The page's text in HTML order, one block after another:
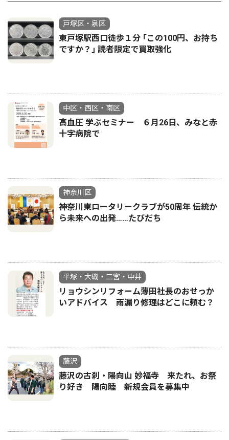
戸塚区・泉区
東戸塚駅西口徒歩１分 ｢この100円、お持ち
ですか？｣ 読者限定で買取強化
中区・西区・南区
高血圧 学ぶセミナー ６月26日、みなと赤
十字病院で
神奈川区
神奈川東ロータリークラブが50周年 伝統か
ら未来への出発……たびだち
平塚・大磯・二宮・中井
リョウシンリフォーム薄田社長のおせっか
いアドバイス 雨漏り修理はどこに頼む？
藤沢
藤沢の古刹・陽向山 妙福寺 来たれ、お祭
り好き 陽向睦 新規会員を募集中